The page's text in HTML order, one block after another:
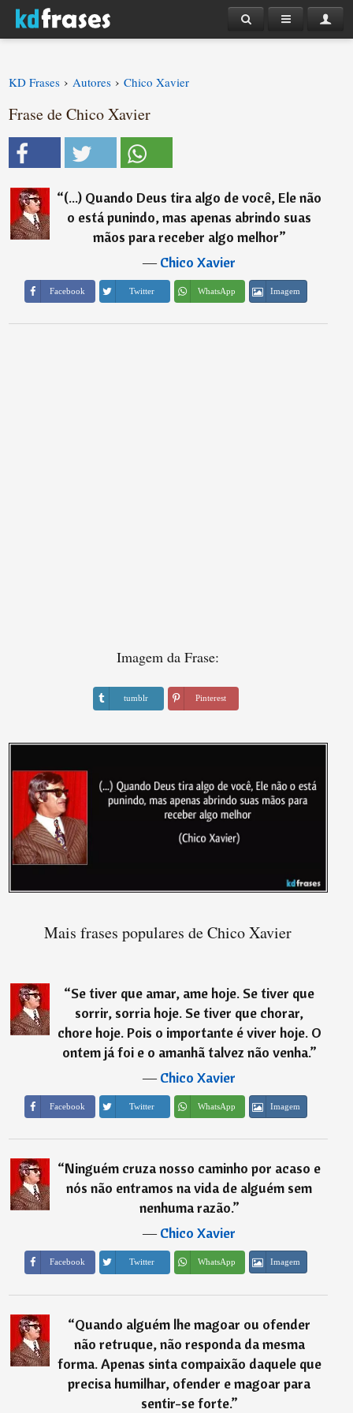
KD Frases › Autores › Chico Xavier
Frase de Chico Xavier
“(...) Quando Deus tira algo de você, Ele não
o está punindo, mas apenas abrindo suas
mãos para receber algo melhor”
―Chico Xavier
Facebook Twitter WhatsApp Imagem
Imagem da Frase:
tumblr Pinterest
Mais frases populares de Chico Xavier
“Se tiver que amar, ame hoje. Se tiver que
sorrir, sorria hoje. Se tiver que chorar,
chore hoje. Pois o importante é viver hoje. O
ontem já foi e o amanhã talvez não venha.”
―Chico Xavier
Facebook Twitter WhatsApp Imagem
“Ninguém cruza nosso caminho por acaso e
nós não entramos na vida de alguém sem
nenhuma razão.”
―Chico Xavier
Facebook Twitter WhatsApp Imagem
“Quando alguém lhe magoar ou ofender
não retruque, não responda da mesma
forma. Apenas sinta compaixão daquele que
precisa humilhar, ofender e magoar para
sentir-se forte.”